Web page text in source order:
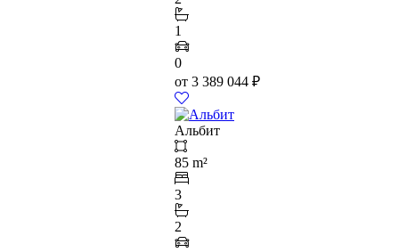
1
0
от 3 389 044 ₽
Альбит
85 m²
3
2